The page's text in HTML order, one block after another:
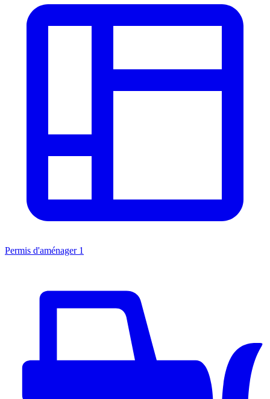
Permis d'aménager 1